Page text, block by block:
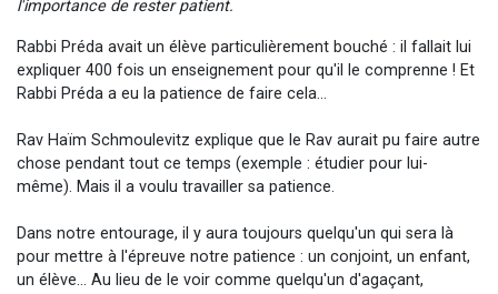
l'importance de rester patient.
Rabbi Préda avait un élève particulièrement bouché : il fallait lui
expliquer 400 fois un enseignement pour qu'il le comprenne ! Et
Rabbi Préda a eu la patience de faire cela...
Rav Haïm Schmoulevitz explique que le Rav aurait pu faire autre
chose pendant tout ce temps (exemple : étudier pour lui-
même). Mais il a voulu travailler sa patience.
Dans notre entourage, il y aura toujours quelqu'un qui sera là
pour mettre à l'épreuve notre patience : un conjoint, un enfant,
un élève... Au lieu de le voir comme quelqu'un d'agaçant,